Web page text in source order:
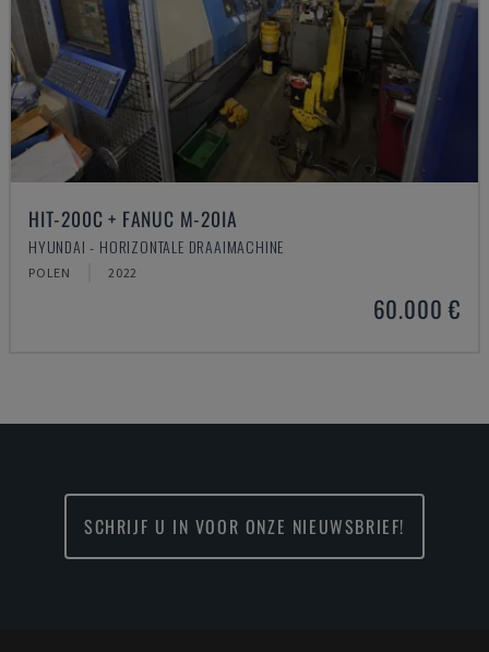
HIT-200C + FANUC M-20IA
HYUNDAI - HORIZONTALE DRAAIMACHINE
POLEN 2022
60.000 €
SCHRIJF U IN VOOR ONZE NIEUWSBRIEF!